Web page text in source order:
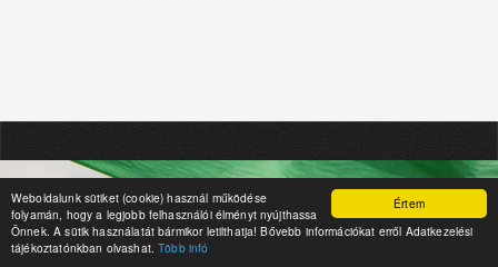
Értem
Weboldalunk sütiket (cookie) használ működése
folyamán, hogy a legjobb felhasználói élményt nyújthassa
Önnek. A sütik használatát bármikor letilthatja! Bővebb információkat erről Adatkezelési
tájékoztatónkban olvashat.Több infó